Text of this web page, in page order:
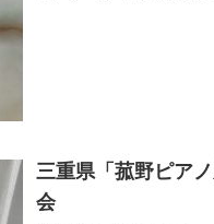
三重県「菰野ピア
会